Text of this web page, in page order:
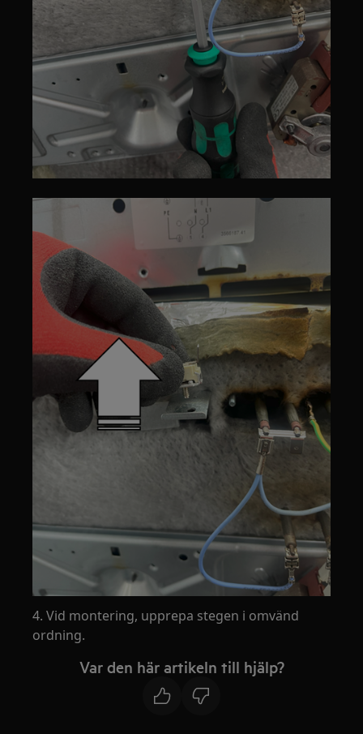
4. Vid montering, upprepa stegen i omvänd
ordning.
Var den här artikeln till hjälp?